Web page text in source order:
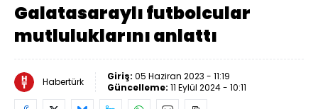
Galatasaraylı futbolcular
mutluluklarını anlattı
Habertürk Giriş: 05 Haziran 2023 - 11:19
Güncelleme: 11 Eylül 2024 - 10:11